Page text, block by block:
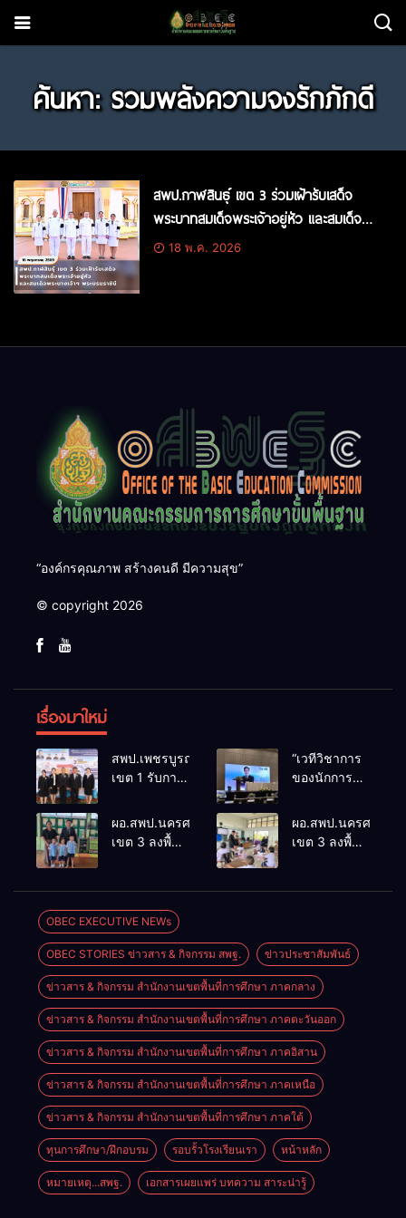
ค้นหา: รวมพลังความจงรักภักดี
สพป.กาฬสินธุ์ เขต 3 ร่วมเฝ้ารับเสด็จ
พระบาทสมเด็จพระเจ้าอยู่หัว และสมเด็จ
พระนางเจ้าฯ พระบรมราชินี
18 พ.ค. 2026
“องค์กรคุณภาพ สร้างคนดี มีความสุข”
© copyright 2026
เรื่องมาใหม่
สพป.เพชรบูรณ์
เขต 1 รับการ
ประเมินผล
เชิงประจักษ์
ต้นแบบ”
ระดับประเทศ
รุ่นที่ 3 ประจำ
ปีงบประมาณ
พ.ศ. 2569
“เวทีวิชาการ
ของนักการ
ThaiCER
International
Research
(ThaiCER)
2026
ผอ.สพป.นครศรีธรรมราช
เขต 3 ลงพื้นที่
ปากพนัง
ผอ.สพป.นครศรีธรร
เขต 3 ลงพื้นที่
OBEC EXECUTIVE NEWs
OBEC STORIES ข่าวสาร & กิจกรรม สพฐ. ข่าวประชาสัมพันธ์
ข่าวสาร & กิจกรรม สำนักงานเขตพื้นที่การศึกษา ภาคกลาง
ข่าวสาร & กิจกรรม สำนักงานเขตพื้นที่การศึกษา ภาคตะวันออก
ข่าวสาร & กิจกรรม สำนักงานเขตพื้นที่การศึกษา ภาคอิสาน
ข่าวสาร & กิจกรรม สำนักงานเขตพื้นที่การศึกษา ภาคเหนือ
ข่าวสาร & กิจกรรม สำนักงานเขตพื้นที่การศึกษา ภาคใต้
ทุนการศึกษา/ฝึกอบรม รอบรั้วโรงเรียนเรา หน้าหลัก
หมายเหตุ...สพฐ. เอกสารเผยแพร่ บทความ สาระน่ารู้